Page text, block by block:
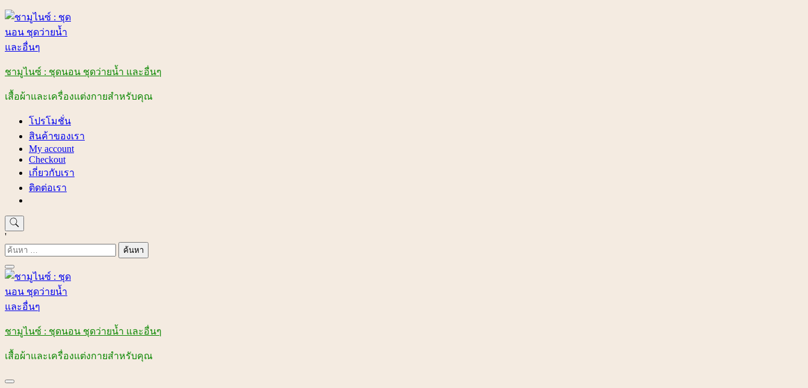
Skip
content
ชามูไนซ์ : ชุดนอน ชุดว่ายน้ำ และอื่นๆ
เสื้อผ้าและเครื่องแต่งกายสำหรับคุณ
โปรโมชั่น
สินค้าของเรา
My account
Checkout
เกี่ยวกับเรา
ติดต่อเรา
'
ค้นหา
สำหรับ:
ชามูไนซ์ : ชุดนอน ชุดว่ายน้ำ และอื่นๆ
เสื้อผ้าและเครื่องแต่งกายสำหรับคุณ